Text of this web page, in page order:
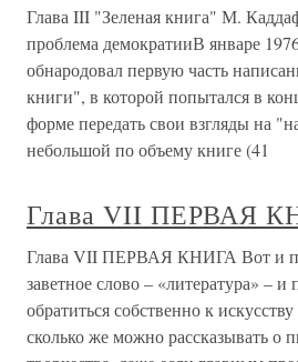
Глава III "Зеленая книга" М.
проблема демократииВ январе
обнародовал первую часть
книги", в которой попытался в
форме передать свои взгляды на
небольшой по объему книге (41
Глава VII ПЕРВАЯ
Глава VII ПЕРВАЯ КНИГА Вот и
заветное слово – «литература» –
обратиться собственно к
сколько же можно рассказывать о